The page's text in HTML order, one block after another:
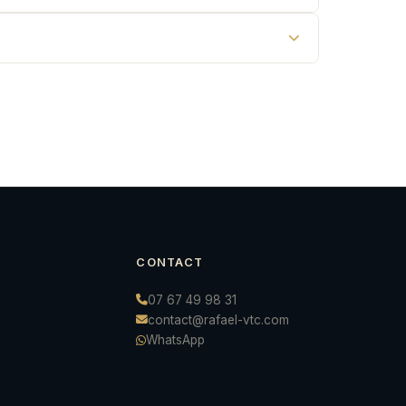
CONTACT
07 67 49 98 31
contact@rafael-vtc.com
WhatsApp